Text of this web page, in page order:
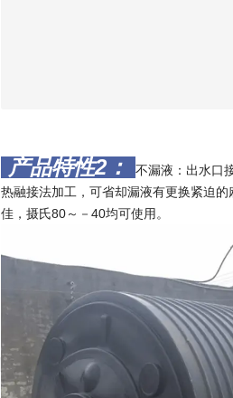
产品特性2：
不漏液：出水口
热融接法加工，可省却漏液有更换紧迫的
佳，摄氏80～－40均可使用。